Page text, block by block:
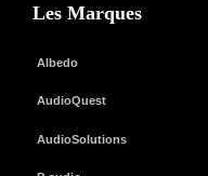
Les Marques
Albedo
AudioQuest
AudioSolutions